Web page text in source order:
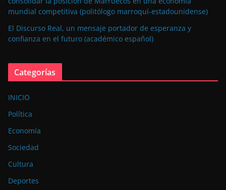
mundial competitiva (politólogo marroquí-estadounidense)
El Discurso Real, un mensaje portador de esperanza y
confianza en el futuro (académico español)
Categorías
INICIO
Política
Economía
Sociedad
Cultura
Deportes